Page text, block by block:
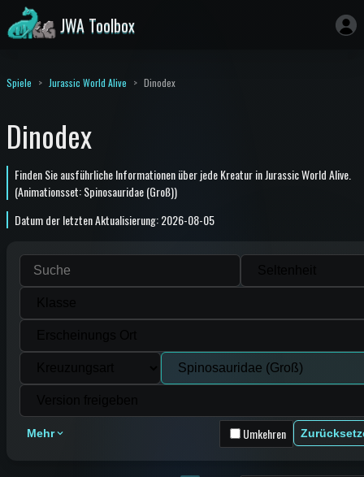
JWA Toolbox
Spiele Jurassic World Alive Dinodex
Dinodex
Finden Sie ausführliche Informationen über jede Kreatur in Jurassic World Alive.
(Animationsset: Spinosauridae (Groß))
Datum der letzten Aktualisierung: 2026-08-05
Mehr Umkehren